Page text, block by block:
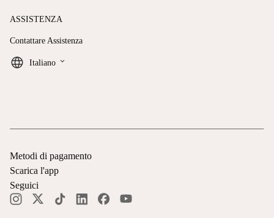
ASSISTENZA
Contattare Assistenza
Italiano keyboard_arrow_down
Metodi di pagamento
Scarica l'app
Seguici